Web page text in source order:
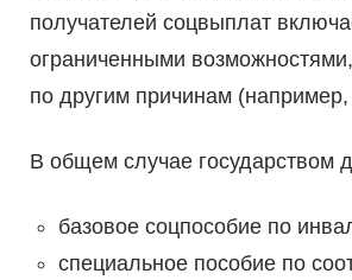
получателей соцвыплат
ограниченными
по другим причинам
В общем случае государством
базовое соцпособие по
специальное пособие по